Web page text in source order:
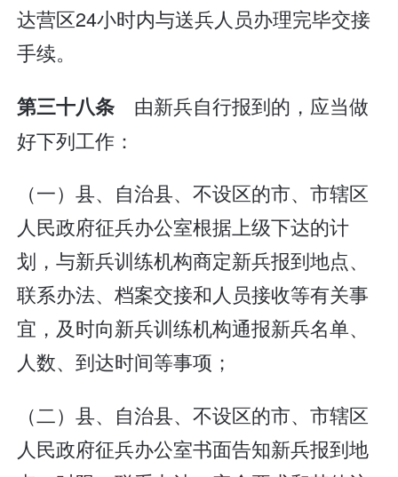
达营区24小时内与送兵人员办理完毕交接
手续。
第三十八条 由新兵自行报到的，应当做
好下列工作：
（一）县、自治县、不设区的市、市辖区
人民政府征兵办公室根据上级下达的计
划，与新兵训练机构商定新兵报到地点、
联系办法、档案交接和人员接收等有关事
宜，及时向新兵训练机构通报新兵名单、
人数、到达时间等事项；
（二）县、自治县、不设区的市、市辖区
人民政府征兵办公室书面告知新兵报到地